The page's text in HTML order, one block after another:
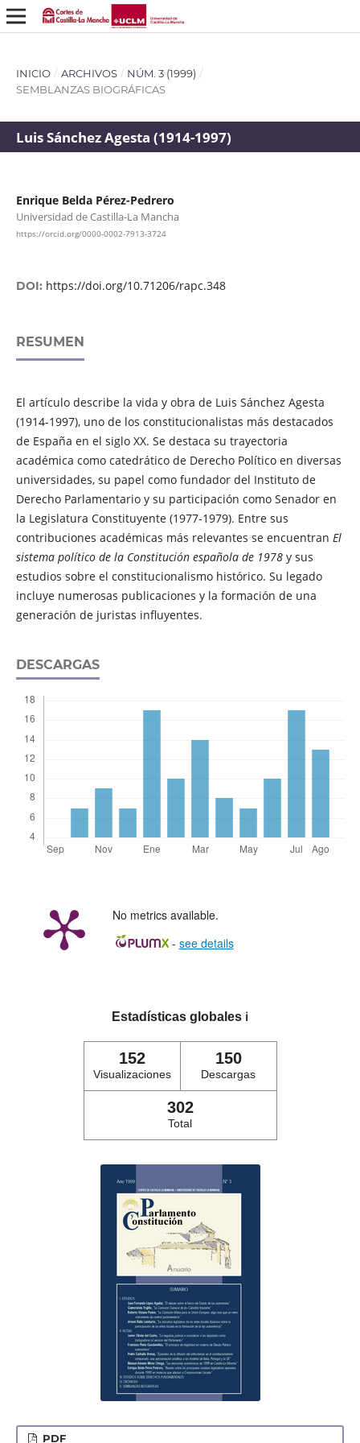
INICIO / ARCHIVOS / NÚM. 3 (1999) /
SEMBLANZAS BIOGRÁFICAS
Luis Sánchez Agesta (1914-1997)
Enrique Belda Pérez-Pedrero
Universidad de Castilla-La Mancha
https://orcid.org/0000-0002-7913-3724
DOI: https://doi.org/10.71206/rapc.348
RESUMEN
El artículo describe la vida y obra de Luis Sánchez Agesta
(1914-1997), uno de los constitucionalistas más destacados
de España en el siglo XX. Se destaca su trayectoria
académica como catedrático de Derecho Político en diversas
universidades, su papel como fundador del Instituto de
Derecho Parlamentario y su participación como Senador en
la Legislatura Constituyente (1977-1979). Entre sus
contribuciones académicas más relevantes se encuentran El
sistema político de la Constitución española de 1978y sus
estudios sobre el constitucionalismo histórico. Su legado
incluye numerosas publicaciones y la formación de una
generación de juristas influyentes.
DESCARGAS
No metrics available.
- see details
Estadísticas globales ℹ️
152
Visualizaciones
150
Descargas
302
Total
PDF